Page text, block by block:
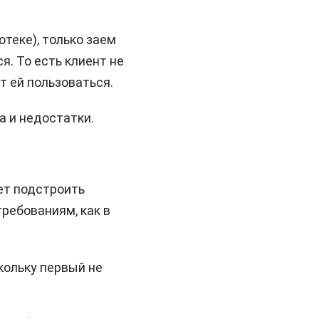
только заем
То есть клиент не
ей пользоваться.
и недостатки.
подстроить
как в
первый не